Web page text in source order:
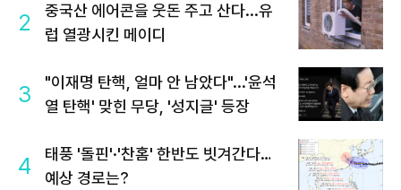
2
중국산 에어콘을 웃돈 주고 산다...유
럽 열광시킨 메이디
3
"이재명 탄핵, 얼마 안 남았다"...'윤석
열 탄핵' 맞힌 무당, '성지글' 등장
4
태풍 '돌핀'·'찬홈' 한반도 빗겨간다…
예상 경로는?